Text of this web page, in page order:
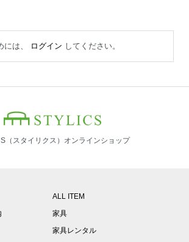
には、 ログイン してください。
（スタイリクス）オンラインショップ
ALL ITEM
家具
家具レンタル